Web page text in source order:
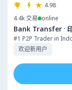
4.98
4.4k交易 online
Bank Transfer ·
#1 P2P Trader in
欢迎新用户